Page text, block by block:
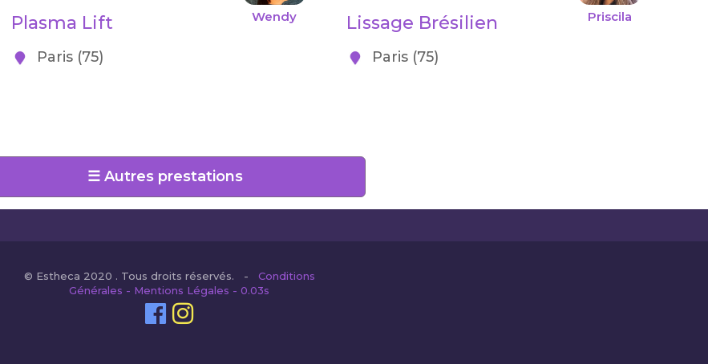
Wendy
Plasma Lift
Paris (75)
Priscila
Lissage Brésilien
Paris (75)
☰ Autres prestations
© Estheca 2020 . Tous droits réservés. - Conditions
Générales - Mentions Légales - 0.03s